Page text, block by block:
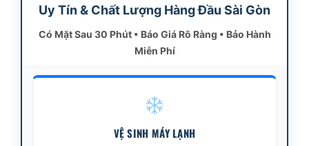
Uy Tín & Chất Lượng Hàng Đầu Sài Gòn
Có Mặt Sau 30 Phút • Báo Giá Rõ Ràng • Bảo Hành
Miễn Phí
VỆ SINH MÁY LẠNH